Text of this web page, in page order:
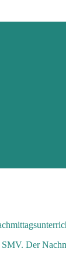
Der